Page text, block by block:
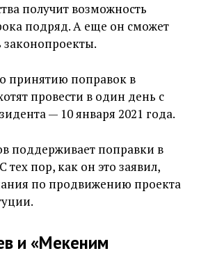
получит возможность
подряд. А еще он сможет
принятию поправок в
провести в один день с
— 10 января 2021 года.
поддерживает поправки в
тех пор, как он это заявил,
по продвижению проекта
и «Мекеним